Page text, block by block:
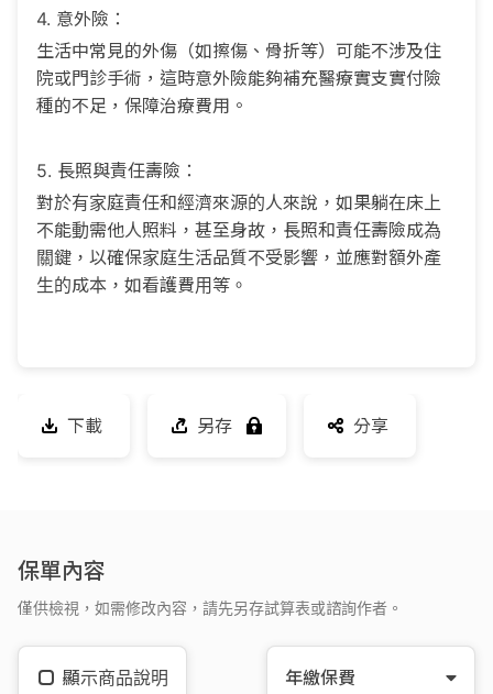
4. 意外險：
生活中常見的外傷（如擦傷、骨折等）可能不涉及住
院或門診手術，這時意外險能夠補充醫療實支實付險
種的不足，保障治療費用。
5. 長照與責任壽險：
對於有家庭責任和經濟來源的人來說，如果躺在床上
不能動需他人照料，甚至身故，長照和責任壽險成為
關鍵，以確保家庭生活品質不受影響，並應對額外產
生的成本，如看護費用等。
下載 另存 分享
保單內容
僅供檢視，如需修改內容，請先另存試算表或諮詢作者。
顯示商品說明 年繳保費